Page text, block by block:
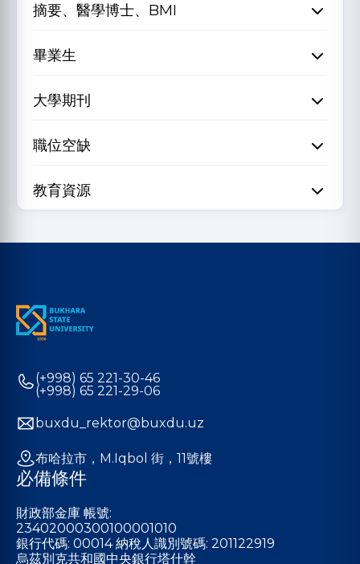
摘要、醫學博士、BMI
畢業生
大學期刊
職位空缺
教育資源
(+998) 65 221-30-46
(+998) 65 221-29-06
buxdu_rektor@buxdu.uz
布哈拉市，M.Iqbol 街，11號樓
必備條件
財政部金庫 帳號:
23402000300100001010
銀行代碼: 00014 納稅人識別號碼: 201122919
烏茲別克共和國中央銀行塔什幹